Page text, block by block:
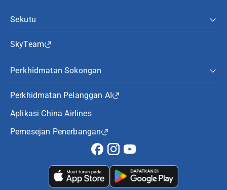
Sekutu
SkyTeam
Perkhidmatan Sokongan
Perkhidmatan Pelanggan AI
Aplikasi China Airlines
Pemesejan Penerbangan